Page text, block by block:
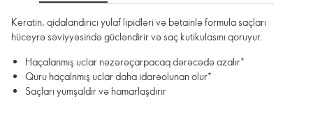
Keratin, qidalandırıcı yulaf lipidləri və betainlə formula saçları
hüceyrə səviyyəsində gücləndirir və saç kutikulasını qoruyur.
Haçalanmış uclar nəzərəçarpacaq dərəcədə azalır*
Quru haçalnmış uclar daha idarəolunan olur*
Saçları yumşaldır və hamarlaşdırır